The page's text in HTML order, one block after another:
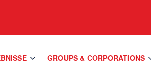
GROUPS & CORPORATIONS